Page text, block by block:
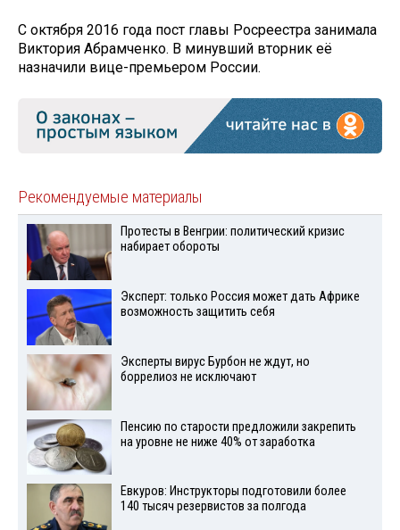
С октября 2016 года пост главы Росреестра занимала
Виктория Абрамченко. В минувший вторник её
назначили вице-премьером России.
Рекомендуемые материалы
Протесты в Венгрии: политический кризис
набирает обороты
Эксперт: только Россия может дать Африке
возможность защитить себя
Эксперты вирус Бурбон не ждут, но
боррелиоз не исключают
Пенсию по старости предложили закрепить
на уровне не ниже 40% от заработка
Евкуров: Инструкторы подготовили более
140 тысяч резервистов за полгода